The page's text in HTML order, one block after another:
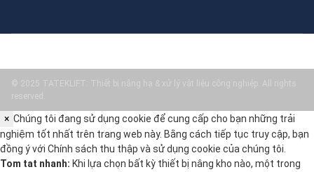
© 2025 TATEKLIFT: Thiết bị nâng hạ & xử lý vật liệu công nghiệp. All rights
reserved.
× Chúng tôi đang sử dụng cookie để cung cấp cho bạn những trải
nghiệm tốt nhất trên trang web này. Bằng cách tiếp tục truy cập, bạn
đồng ý với Chính sách thu thập và sử dụng cookie của chúng tôi.
Tom tat nhanh: Khi lựa chọn bất kỳ thiết bị nâng kho nào, một trong